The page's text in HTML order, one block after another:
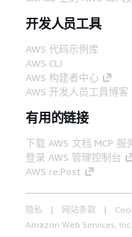
开发人员工具
AWS 代码示例库
AWS CLI
AWS 构建者中心
AWS 开发人员工具博客
有用的链接
下载 AWS 文档 MCP 服
登录 AWS 管理控制台
AWS re:Post
隐私 网站条款
Amazon Web Services,